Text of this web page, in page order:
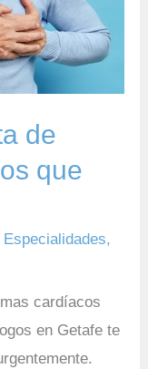
de
que
Especialidades,
cardíacos
en Getafe te